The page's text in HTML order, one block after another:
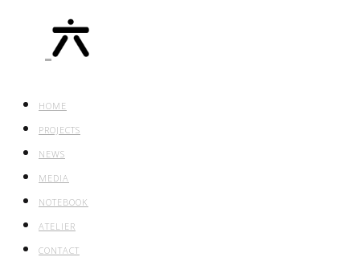
HOME
PROJECTS
NEWS
MEDIA
NOTEBOOK
ATELIER
CONTACT